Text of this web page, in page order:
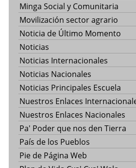
Minga Social y Comunitaria
Movilización sector agrario
Noticia de Último Momento
Noticias
Noticias Internacionales
Noticias Nacionales
Noticias Principales Escuela
Nuestros Enlaces
Nuestros Enlaces Nacionales
Pa' Poder que nos den Tierra
País de los Pueblos
Pie de Página Web